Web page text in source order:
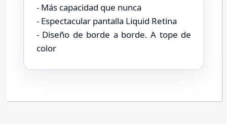
- Más capacidad que nunca
- Espectacular pantalla Liquid Retina
- Diseño de borde a borde. A tope de
color